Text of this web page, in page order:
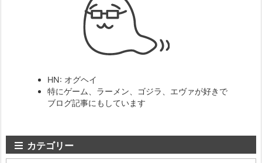
HN: オグヘイ
特にゲーム、ラーメン、ゴジラ、エヴァが好きで
ブログ記事にもしています
カテゴリー